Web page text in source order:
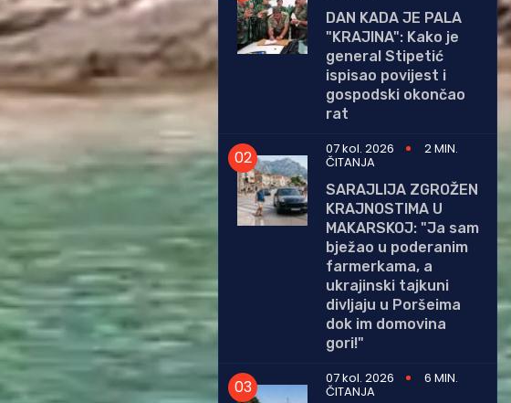
DAN KADA JE PALA
"KRAJINA": Kako je
general Stipetić
ispisao povijest i
gospodski okončao
rat
07 kol. 2026
2 MIN.
ČITANJA
SARAJLIJA ZGROŽEN
KRAJNOSTIMA U
MAKARSKOJ: "Ja sam
bježao u poderanim
farmerkama, a
ukrajinski tajkuni
divljaju u Poršeima
dok im domovina
gori!"
07 kol. 2026
6 MIN.
ČITANJA